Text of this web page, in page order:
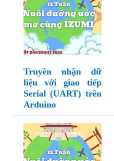
Truyền nhận dữ
liệu với giao tiếp
Serial (UART) trên
Arduino